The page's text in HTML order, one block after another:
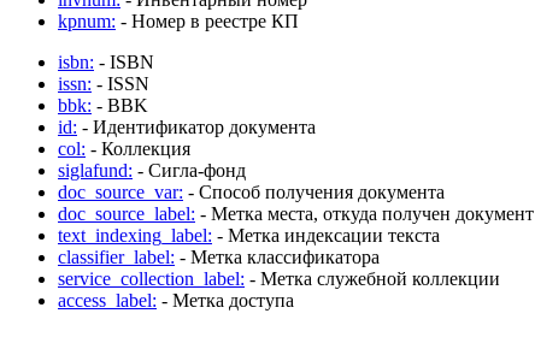
kpnum: - Номер в реестре КП
isbn: - ISBN
issn: - ISSN
bbk: - BBK
id: - Идентификатор документа
col: - Коллекция
siglafund: - Сигла-фонд
doc_source_var: - Способ получения документа
doc_source_label: - Метка места, откуда получен документ
text_indexing_label: - Метка индексации текста
classifier_label: - Метка классификатора
service_collection_label: - Метка служебной коллекции
access_label: - Метка доступа